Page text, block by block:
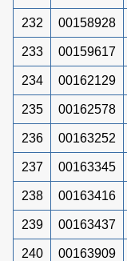
232 00158928
233 00159617
234 00162129
235 00162578
236 00163252
237 00163345
238 00163416
239 00163437
240 00163909